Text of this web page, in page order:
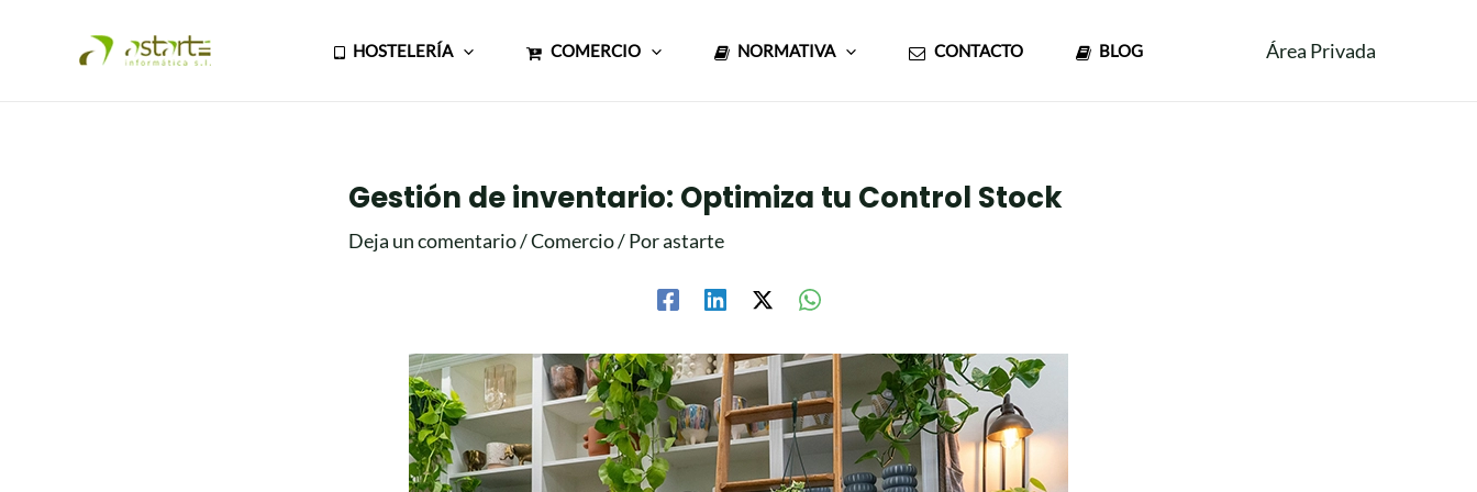
HOSTELERÍA COMERCIO NORMATIVA CONTACTO BLOG Área Privada
Gestión de inventario: Optimiza tu Control Stock
Deja un comentario/Comercio/ Porastarte
de